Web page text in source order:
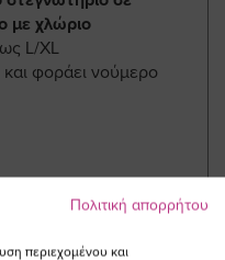
με χλώριο
L/XL
φοράει νούμερο
ΠΡΟΪΟΝ!Πολιτική απορρήτου
περιεχομένου και